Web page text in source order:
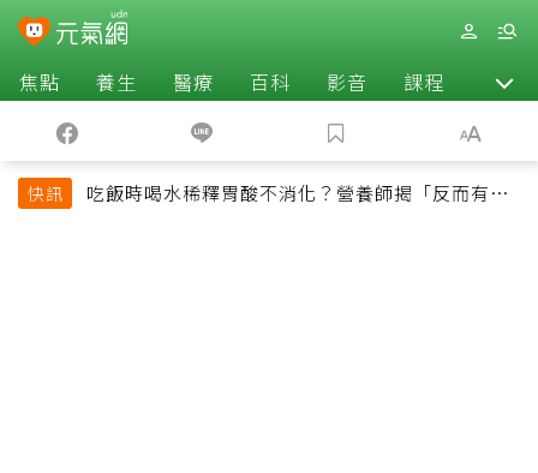
焦點 養生 醫療 百科 影音 課程 退休
快訊
吃飯時喝水稀釋胃酸不消化？營養師揭「反而有好